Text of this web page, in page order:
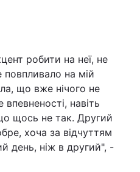
робити на неї, не
на мій
що вже нічого не
навіть
щось не так. Другий
хоча за відчуттям
день, ніж в другий", -